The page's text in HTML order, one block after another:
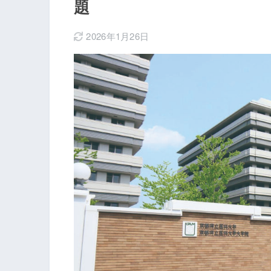
題
2026年1月26日